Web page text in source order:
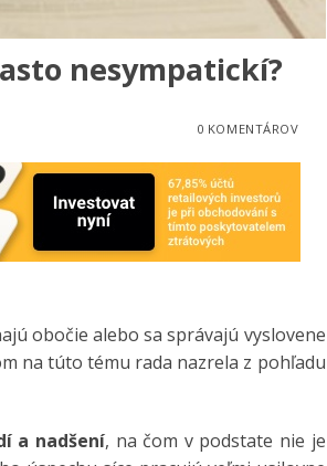
nesympatickí?
0 KOMENTÁROV
obočie alebo sa správajú vyslovene
na túto tému rada nazrela z pohľadu
a nadšení, na čom v podstate nie je